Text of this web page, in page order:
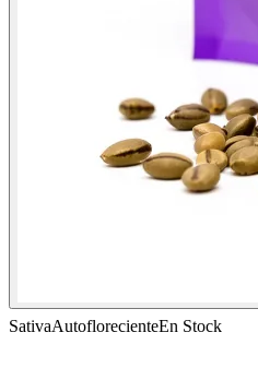
SativaAutoflorecienteEn Stock